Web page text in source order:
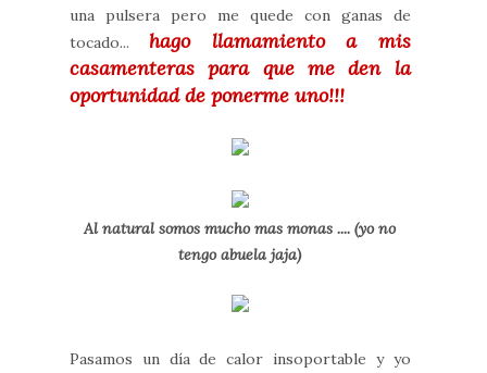
una pulsera pero me quede con ganas de
tocado...hago llamamiento a mis
casamenteras para que me den la
oportunidad de ponerme uno!!!
Al natural somos mucho mas monas .... (yo no
tengo abuela jaja)
Pasamos un día de calor insoportable y yo